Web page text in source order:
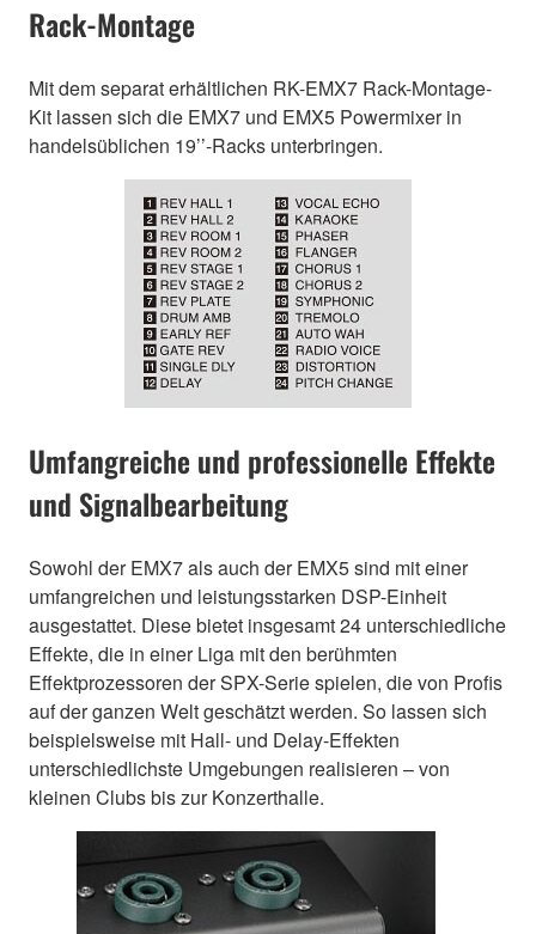
Rack-Montage
Mit dem separat erhältlichen RK-EMX7 Rack-Montage-
Kit lassen sich die EMX7 und EMX5 Powermixer in
handelsüblichen 19’’-Racks unterbringen.
Umfangreiche und professionelle Effekte
und Signalbearbeitung
Sowohl der EMX7 als auch der EMX5 sind mit einer
umfangreichen und leistungsstarken DSP-Einheit
ausgestattet. Diese bietet insgesamt 24 unterschiedliche
Effekte, die in einer Liga mit den berühmten
Effektprozessoren der SPX-Serie spielen, die von Profis
auf der ganzen Welt geschätzt werden. So lassen sich
beispielsweise mit Hall- und Delay-Effekten
unterschiedlichste Umgebungen realisieren – von
kleinen Clubs bis zur Konzerthalle.